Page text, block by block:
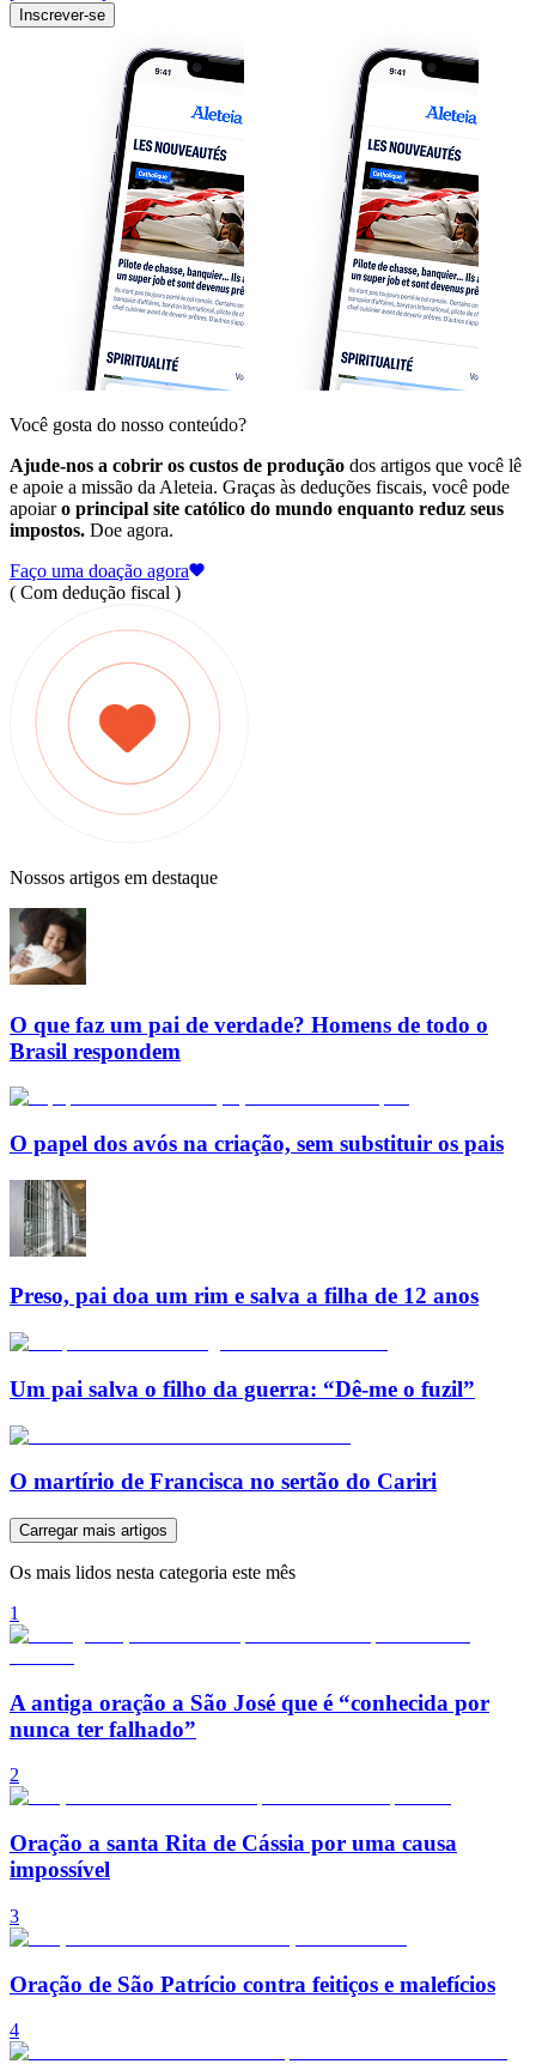
Inscrever-se
Você gosta do nosso conteúdo?
Ajude-nos a cobrir os custos de produção dos artigos que você lê
e apoie a missão da Aleteia. Graças às deduções fiscais, você pode
apoiaro principal site católico do mundo enquanto reduz seus
impostos. Doe agora.
Faço uma doação agora
( Com dedução fiscal )
Nossos artigos em destaque
O que faz um pai de verdade? Homens de todo o
Brasil respondem
O papel dos avós na criação, sem substituir os pais
Preso, pai doa um rim e salva a filha de 12 anos
Um pai salva o filho da guerra: “Dê-me o fuzil”
O martírio de Francisca no sertão do Cariri
Carregar mais artigos
Os mais lidos nesta categoria este mês
1
A antiga oração a São José que é “conhecida por
nunca ter falhado”
2
Oração a santa Rita de Cássia por uma causa
impossível
3
Oração de São Patrício contra feitiços e malefícios
4